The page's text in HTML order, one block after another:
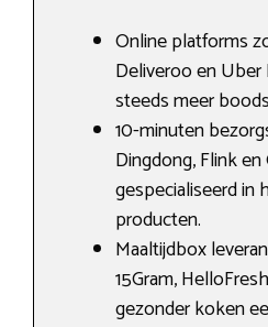
Online platforms
Deliveroo en
steeds meer
10-minuten
Dingdong, Flink en
gespecialiseerd in
producten.
Maaltijdbox
15Gram,
gezonder koken